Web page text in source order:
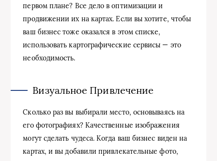
первом плане? Все дело в оптимизации и
продвижении их на картах. Если вы хотите, чтобы
ваш бизнес тоже оказался в этом списке,
использовать картографические сервисы — это
необходимость.
Визуальное Привлечение
Сколько раз вы выбирали место, основываясь на
его фотографиях? Качественные изображения
могут сделать чудеса. Когда ваш бизнес виден на
картах, и вы добавили привлекательные фото,